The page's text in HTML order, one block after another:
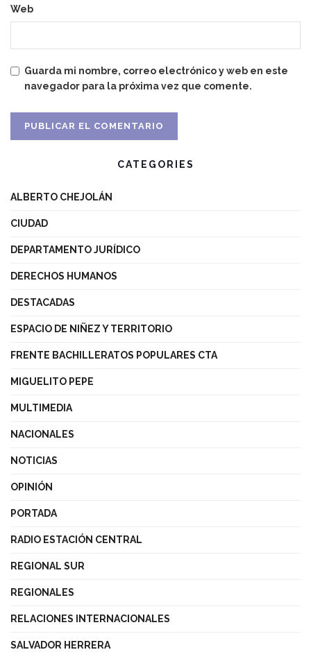
Web
Guarda mi nombre, correo electrónico y web en este
navegador para la próxima vez que comente.
CATEGORIES
ALBERTO CHEJOLÁN
CIUDAD
DEPARTAMENTO JURÍDICO
DERECHOS HUMANOS
DESTACADAS
ESPACIO DE NIÑEZ Y TERRITORIO
FRENTE BACHILLERATOS POPULARES CTA
MIGUELITO PEPE
MULTIMEDIA
NACIONALES
NOTICIAS
OPINIÓN
PORTADA
RADIO ESTACIÓN CENTRAL
REGIONAL SUR
REGIONALES
RELACIONES INTERNACIONALES
SALVADOR HERRERA